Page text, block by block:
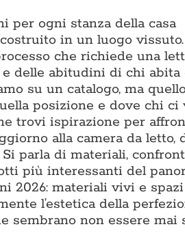
per ogni stanza della casa
in un luogo
che richiede una
delle abitudini di chi abita
su un catalogo, ma
posizione e dove chi ci
trovi ispirazione per
alla camera da letto,
parla di materiali,
più interessanti del
2026: materiali vivi e
l’estetica della
sembrano non essere mai